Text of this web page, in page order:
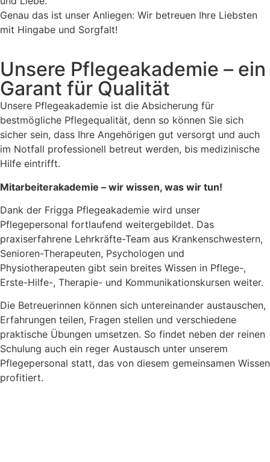
Genau das ist unser Anliegen: Wir betreuen Ihre Liebsten
mit Hingabe und Sorgfalt!
Unsere Pflegeakademie – ein
Garant für Qualität
Unsere Pflegeakademie ist die Absicherung für
bestmögliche Pflegequalität, denn so können Sie sich
sicher sein, dass Ihre Angehörigen gut versorgt und auch
im Notfall professionell betreut werden, bis medizinische
Hilfe eintrifft.
Mitarbeiterakademie – wir wissen, was wir tun!
Dank der Frigga Pflegeakademie wird unser
Pflegepersonal fortlaufend weitergebildet. Das
praxiserfahrene Lehrkräfte-Team aus Krankenschwestern,
Senioren-Therapeuten, Psychologen und
Physiotherapeuten gibt sein breites Wissen in Pflege-,
Erste-Hilfe-, Therapie- und Kommunikationskursen weiter.
Die Betreuerinnen können sich untereinander austauschen,
Erfahrungen teilen, Fragen stellen und verschiedene
praktische Übungen umsetzen. So findet neben der reinen
Schulung auch ein reger Austausch unter unserem
Pflegepersonal statt, das von diesem gemeinsamen Wissen
profitiert.